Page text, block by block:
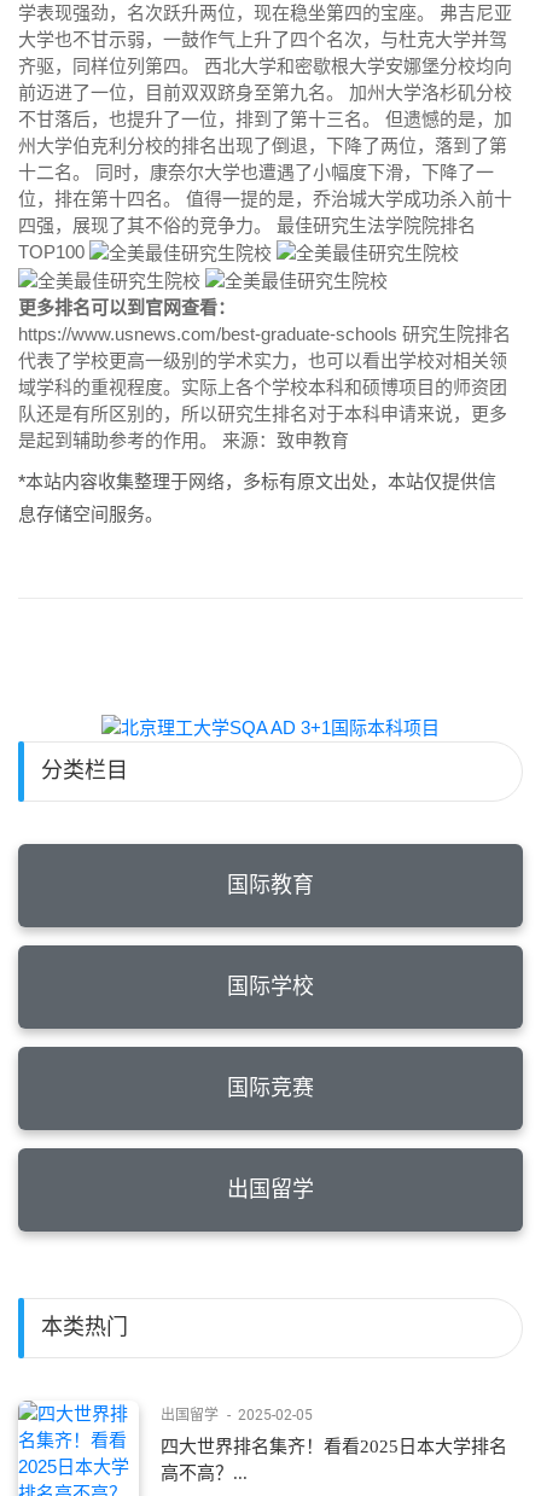
学表现强劲，名次跃升两位，现在稳坐第四的宝座。 弗吉尼亚
大学也不甘示弱，一鼓作气上升了四个名次，与杜克大学并驾
齐驱，同样位列第四。 西北大学和密歇根大学安娜堡分校均向
前迈进了一位，目前双双跻身至第九名。 加州大学洛杉矶分校
不甘落后，也提升了一位，排到了第十三名。 但遗憾的是，加
州大学伯克利分校的排名出现了倒退，下降了两位，落到了第
十二名。 同时，康奈尔大学也遭遇了小幅度下滑，下降了一
位，排在第十四名。 值得一提的是，乔治城大学成功杀入前十
四强，展现了其不俗的竞争力。 最佳研究生法学院院排名
TOP100
更多排名可以到官网查看：
https://www.usnews.com/best-graduate-schools 研究生院排名
代表了学校更高一级别的学术实力，也可以看出学校对相关领
域学科的重视程度。实际上各个学校本科和硕博项目的师资团
队还是有所区别的，所以研究生排名对于本科申请来说，更多
是起到辅助参考的作用。 来源：致申教育
*本站内容收集整理于网络，多标有原文出处，本站仅提供信
息存储空间服务。
分类栏目
国际教育
国际学校
国际竞赛
出国留学
本类热门
出国留学 - 2025-02-05
四大世界排名集齐！看看2025日本大学排名
高不高？...